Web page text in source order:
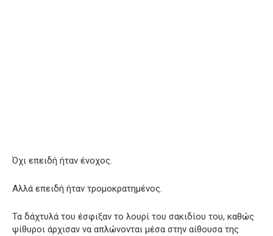
Όχι επειδή ήταν ένοχος.
Αλλά επειδή ήταν τρομοκρατημένος.
Τα δάχτυλά του έσφιξαν το λουρί του σακιδίου του, καθώς
ψίθυροι άρχισαν να απλώνονται μέσα στην αίθουσα της